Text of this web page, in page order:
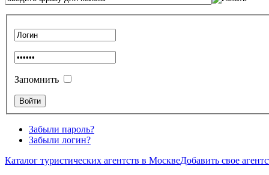
Запомнить
Забыли пароль?
Забыли логин?
Каталог туристических агентств в МосквеДобавить свое